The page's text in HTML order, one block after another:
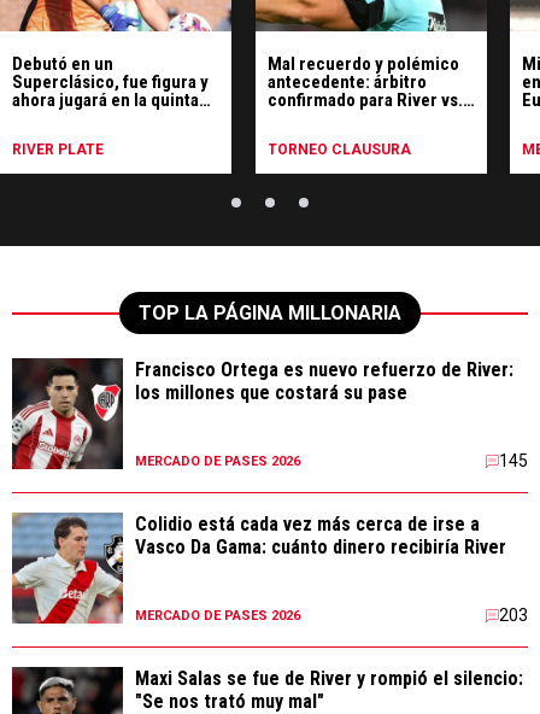
Debutó en un
Superclásico, fue figura y
ahora jugará en la quinta
RIVER PLATE
Mal recuerdo y polémico
antecedente: árbitro
confirmado para River vs.
TORNEO CLAUSURA
TOP LA PÁGINA MILLONARIA
Francisco Ortega es nuevo refuerzo de River:
los millones que costará su pase
MERCADO DE PASES 2026 145
Colidio está cada vez más cerca de irse a
Vasco Da Gama: cuánto dinero recibiría River
MERCADO DE PASES 2026 203
Maxi Salas se fue de River y rompió el silencio:
"Se nos trató muy mal"